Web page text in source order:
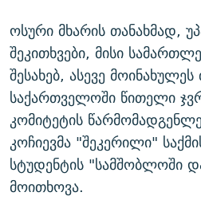
ოსური მხარის თანახმად,
შეკითხვები, მისი
შესახებ, ასევე
საქართველოში წითელი
კომიტეტის
კოჩიევმა "შეკერილი"
სტუდენტის "სამშობლოში
მოითხოვა.